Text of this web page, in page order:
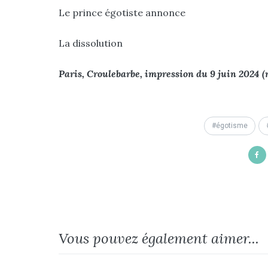
Le prince égotiste annonce
La dissolution
Paris, Croulebarbe, impression du 9 juin 2024
égotisme
Vous pouvez également aimer...